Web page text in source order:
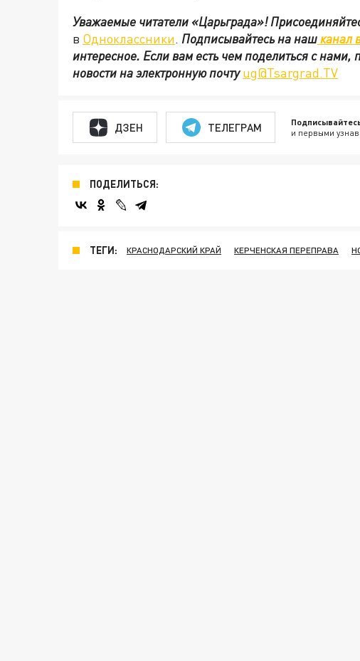
Уважаемые читатели «Царьграда»!
в Одноклассники. Подписывайтесь на нашканал
интересное. Если вам есть чем поделиться с
новости на электронную почтуug@Tsargrad.TV
ДЗЕН ТЕЛЕГРАМ и первыми
ПОДЕЛИТЬСЯ:
ТЕГИ: КРАСНОДАРСКИЙ КРАЙ КЕРЧЕНСКАЯ ПЕРЕПРАВА